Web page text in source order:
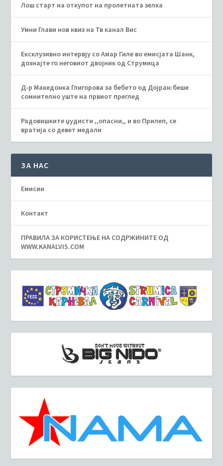
Лош старт на откупот на пролетната зелка
Умни Глави нов квиз на Тв канал Вис
Ексклузивно интервју со Амар Гиле во емисјата Шанк,
дознајте го неговиот двојник од Струмица
Д-р Македонка Глигорова за бебето од Дојран:беше
сомнително уште на првиот преглед
Радовишките џудисти ,,опасни,, и во Прилеп, се
вратија со девет медали
ЗА НАС
Емисии
Контакт
ПРАВИЛА ЗА КОРИСТЕЊЕ НА СОДРЖИНИТЕ ОД
WWW.KANALVIS.COM